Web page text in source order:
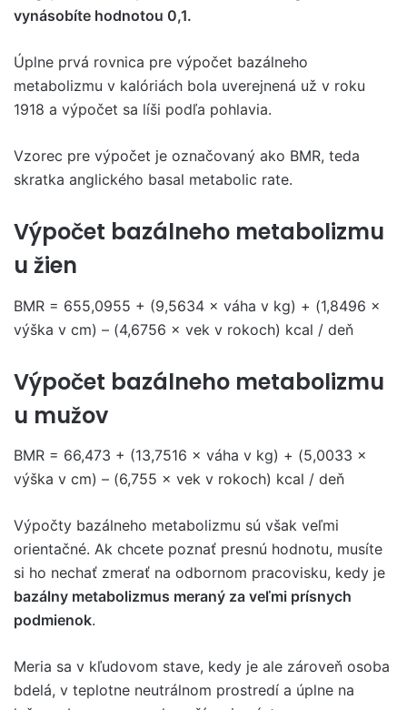
vynásobíte hodnotou 0,1.
Úplne prvá rovnica pre výpočet bazálneho
metabolizmu v kalóriách bola uverejnená už v roku
1918 a výpočet sa líši podľa pohlavia.
Vzorec pre výpočet je označovaný ako BMR, teda
skratka anglického basal metabolic rate.
Výpočet bazálneho metabolizmu
u žien
BMR = 655,0955 + (9,5634 × váha v kg) + (1,8496 ×
výška v cm) – (4,6756 × vek v rokoch) kcal / deň
Výpočet bazálneho metabolizmu
u mužov
BMR = 66,473 + (13,7516 × váha v kg) + (5,0033 ×
výška v cm) – (6,755 × vek v rokoch) kcal / deň
Výpočty bazálneho metabolizmu sú však veľmi
orientačné. Ak chcete poznať presnú hodnotu, musíte
si ho nechať zmerať na odbornom pracovisku, kedy je
bazálny metabolizmus meraný za veľmi prísnych
podmienok.
Meria sa v kľudovom stave, kedy je ale zároveň osoba
bdelá, v teplotne neutrálnom prostredí a úplne na